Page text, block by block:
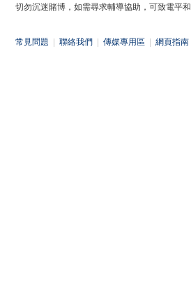
切勿沉迷賭博，如需尋求輔導協助，可致電平
常見問題 聯絡我們 傳媒專用區 網頁指南